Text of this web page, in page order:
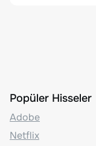
Popüler Hisseler
Adobe
Netflix